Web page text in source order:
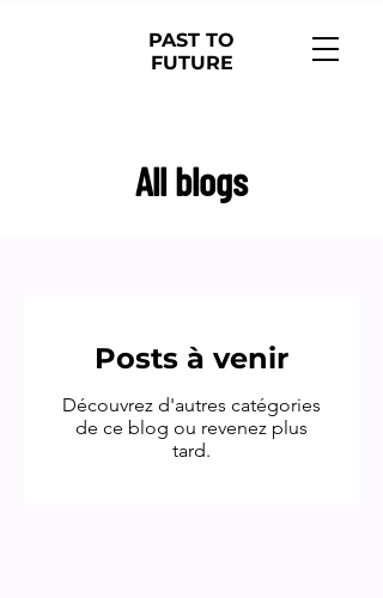
PAST TO
FUTURE
All blogs
Posts à venir
Découvrez d'autres catégories
de ce blog ou revenez plus
tard.